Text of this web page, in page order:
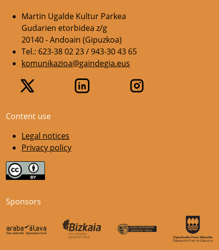
Martin Ugalde Kultur Parkea
Gudarien etorbidea z/g
20140 - Andoain (Gipuzkoa)
Tel.: 623-38 02 23 / 943-30 43 65
komunikazioa@gaindegia.eus
Content use
Legal notices
Privacy policy
Sponsors